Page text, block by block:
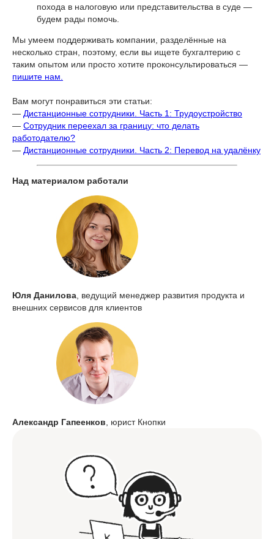
похода в налоговую или представительства в суде —
будем рады помочь.
Мы умеем поддерживать компании, разделённые на
несколько стран, поэтому, если вы ищете бухгалтерию с
таким опытом или просто хотите проконсультироваться —
пишите нам.
Вам могут понравиться эти статьи:
— Дистанционные сотрудники. Часть 1: Трудоустройство
— Сотрудник переехал за границу: что делать
работодателю?
— Дистанционные сотрудники. Часть 2: Перевод на удалёнку
Над материалом работали
Юля Данилова , ведущий менеджер развития продукта и
внешних сервисов для клиентов
Александр Гапеенков , юрист Кнопки